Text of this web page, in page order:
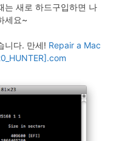
는 새로 하드구입하면 나
세요~
니다. 만세! Repair a Mac